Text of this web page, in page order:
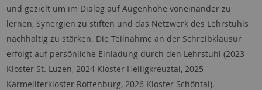
und gezielt um im Dialog auf Augenhöhe voneinander zu
lernen, Synergien zu stiften und das Netzwerk des Lehrstuhls
nachhaltig zu stärken. Die Teilnahme an der Schreibklausur
erfolgt auf persönliche Einladung durch den Lehrstuhl (2023
Kloster St. Luzen, 2024 Kloster Heiligkreuztal, 2025
Karmeliterkloster Rottenburg, 2026 Kloster Schöntal).